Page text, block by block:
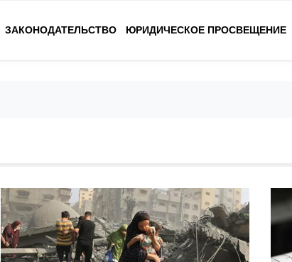
ЗАКОНОДАТЕЛЬСТВО ЮРИДИЧЕСКОЕ ПРОСВЕЩЕНИЕ